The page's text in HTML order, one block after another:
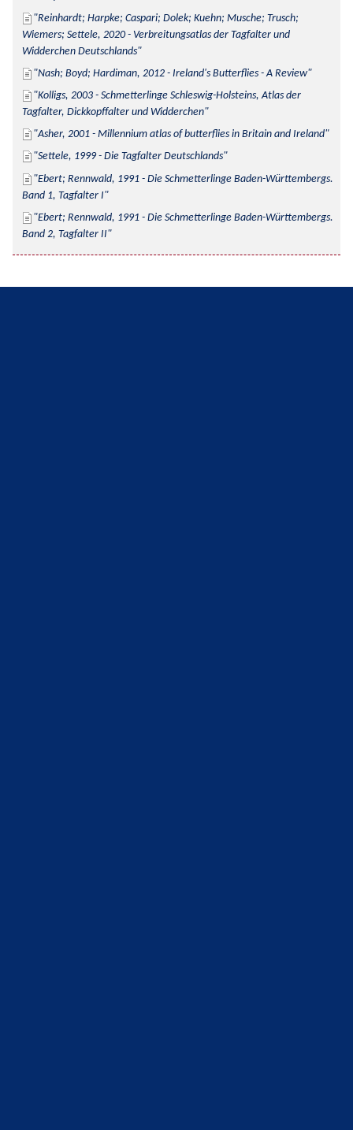
Reinhardt; Harpke; Caspari; Dolek; Kuehn; Musche; Trusch;
Wiemers; Settele, 2020 - Verbreitungsatlas der Tagfalter und
Widderchen Deutschlands
Nash; Boyd; Hardiman, 2012 - Ireland's Butterflies - A Review
Kolligs, 2003 - Schmetterlinge Schleswig-Holsteins, Atlas der
Tagfalter, Dickkopffalter und Widderchen
Asher, 2001 - Millennium atlas of butterflies in Britain and Ireland
Settele, 1999 - Die Tagfalter Deutschlands
Ebert; Rennwald, 1991 - Die Schmetterlinge Baden-Württembergs.
Band 1, Tagfalter I
Ebert; Rennwald, 1991 - Die Schmetterlinge Baden-Württembergs.
Band 2, Tagfalter II